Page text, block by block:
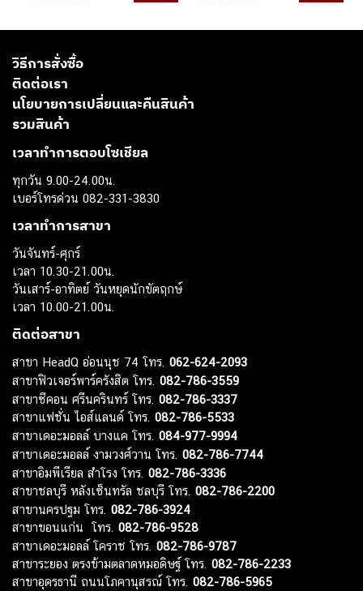
วิธีการสั่งซื้อ
ติดต่อเรา
นโยบายการเปลี่ยนและคืนสินค้า
รวมสินค้า
เวลาทำการตอบโซเชียล
ทุกวัน 9.00-24.00น.
เบอร์โทรด่วน 082-331-3830
เวลาทำการสาขา
วันจันทร์-ศุกร์
เวลา 10.30-21.00น.
วันเสาร์-อาทิตย์ วันหยุดนักขัตฤกษ์
เวลา 10.00-21.00น.
ติดต่อสาขา
สาขา HeadQ อ่อนนุช 74 โทร. 062-624-2093
สาขาฟิวเจอร์พาร์ครังสิต โทร. 082-786-3559
สาขาซีคอน ศรีนครินทร์ โทร. 082-786-3337
สาขาแฟชั่น ไอส์แลนด์ โทร. 082-786-5533
สาขาเดอะมอลล์ บางแค โทร. 084-977-9994
สาขาเดอะมอลล์ งามวงศ์วาน โทร. 082-786-7744
สาขาอิมพีเรียล สำโรง โทร. 082-786-3336
สาขาชลบุรี หลังเซ็นทรัล ชลบุรี โทร. 082-786-2200
สาขานครปฐม โทร. 082-786-3924
สาขาขอนแก่น โทร. 082-786-9528
สาขาเดอะมอลล์ โคราช โทร. 082-786-9787
สาขาระยอง ตรงข้ามตลาดหมอดิษฐ์ โทร. 082-786-2233
สาขาอุดรธานี ถนนโภคานุสรณ์ โทร. 082-786-5965